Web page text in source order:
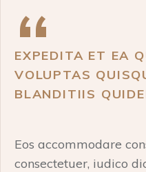
EXPEDITA ET EA
VOLUPTAS
BLANDITIIS
Eos accommodare
consectetuer, iudico